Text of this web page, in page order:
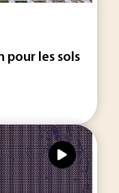
pour les sols